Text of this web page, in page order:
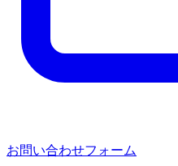
お問い合わせフォーム